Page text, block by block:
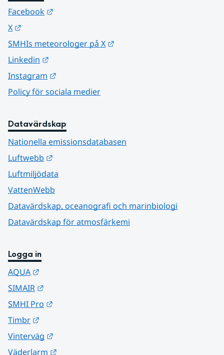
Facebook
X
SMHIs meteorologer på X
Linkedin
Instagram
Policy för sociala medier
Datavärdskap
Nationella emissionsdatabasen
Luftwebb
Luftmiljödata
VattenWebb
Datavärdskap, oceanografi och marinbiologi
Datavärdskap för atmosfärkemi
Logga in
AQUA
SIMAIR
SMHI Pro
Timbr
Vinterväg
Väderlarm